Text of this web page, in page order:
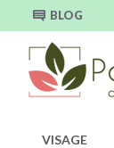
BLOG
VISAGE